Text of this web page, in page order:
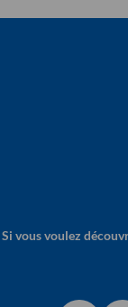
Si vous voulez